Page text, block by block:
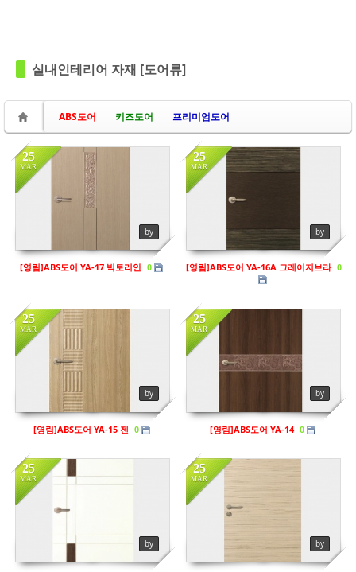
실내인테리어 자재 [도어류]
ABS도어 키즈도어 프리미엄도어
25
MAR
by
in
Views133
[영림]ABS도어 YA-17 빅토리안 0
25
MAR
by
[영림]ABS도어 YA-16A 그레이지브라 0
25
MAR
by
[영림]ABS도어 YA-15 젠 0
25
MAR
by
120
[영림]ABS도어 YA-14 0
25
MAR
by
25
MAR
by
영림